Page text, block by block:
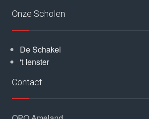
Onze Scholen
De Schakel
't Ienster
Contact